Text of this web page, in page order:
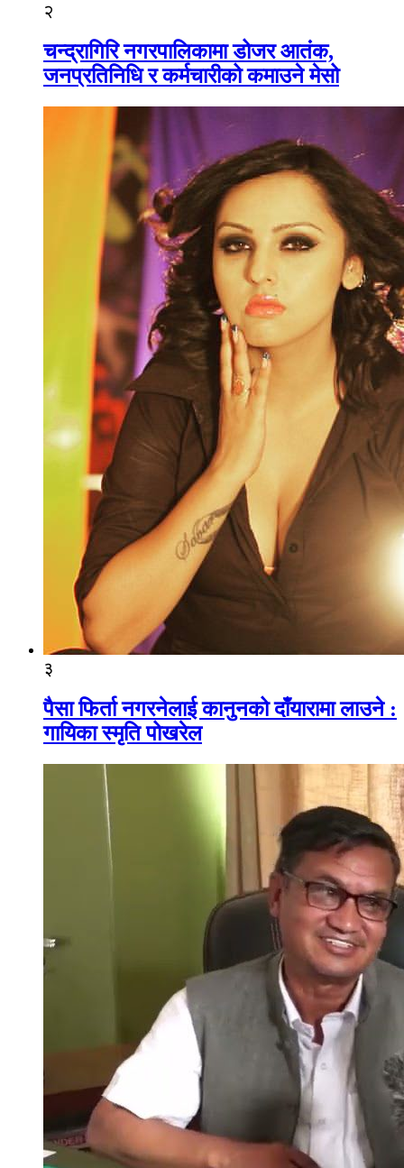
२
चन्द्रागिरि नगरपालिकामा डोजर आतंक,
जनप्रतिनिधि र कर्मचारीको कमाउने मेसो
३
पैसा फिर्ता नगरनेलाई कानुनको दाँयारामा लाउने :
गायिका स्‍मृति पोखरेल